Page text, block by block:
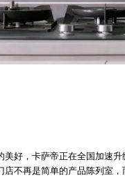
美好，卡萨帝正在全国加速
不再是简单的产品陈列室